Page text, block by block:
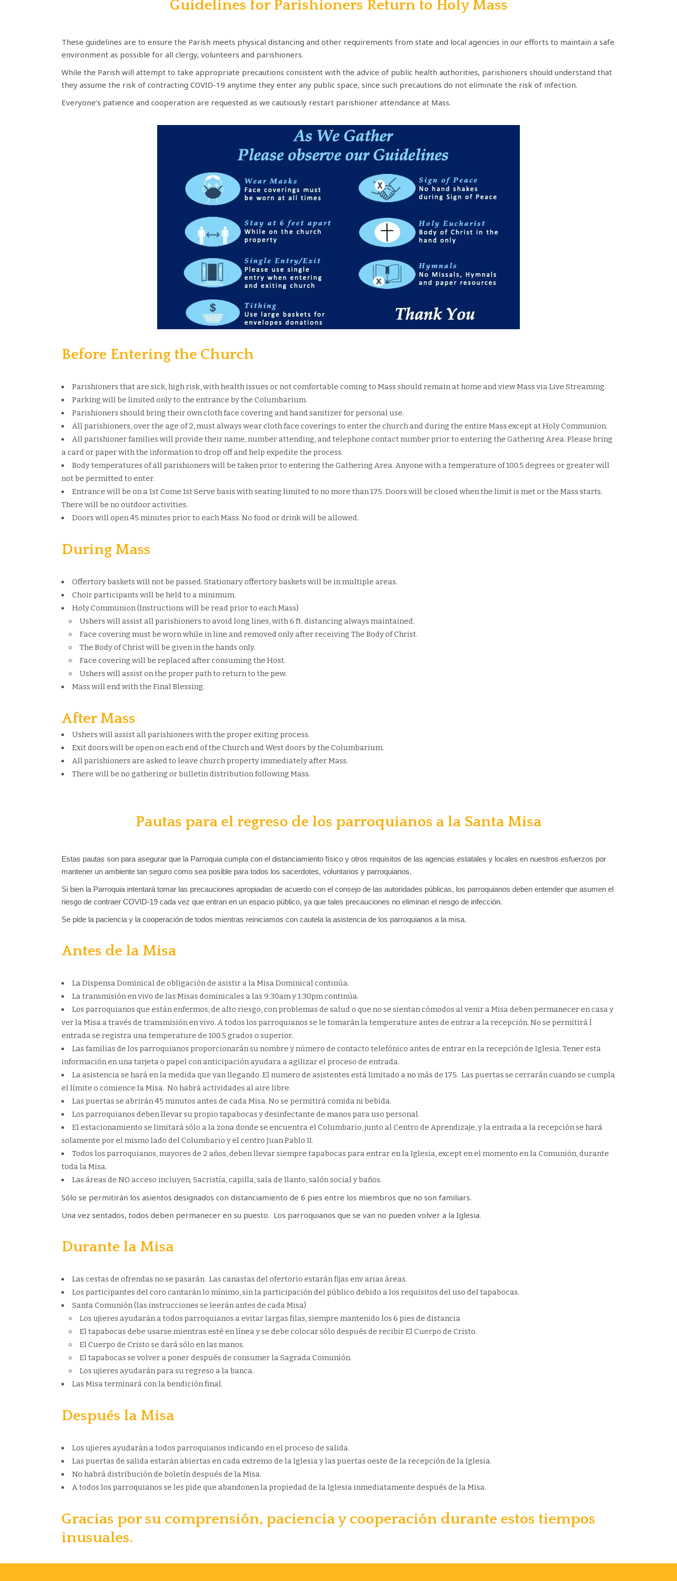
Guidelines for Parishioners Return to Holy Mass
These guidelines are to ensure the Parish meets physical distancing and other requirements from state and local agencies in our efforts to maintain a safe
environment as possible for all clergy, volunteers and parishioners.
While the Parish will attempt to take appropriate precautions consistent with the advice of public health authorities, parishioners should understand that
they assume the risk of contracting COVID-19 anytime they enter any public space, since such precautions do not eliminate the risk of infection.
Everyone’s patience and cooperation are requested as we cautiously restart parishioner attendance at Mass.
Before Entering the Church
Parishioners that are sick, high risk, with health issues or not comfortable coming to Mass should remain at home and view Mass via Live Streaming.
Parking will be limited only to the entrance by the Columbarium.
Parishioners should bring their own cloth face covering and hand sanitizer for personal use.
All parishioners, over the age of 2, must always wear cloth face coverings to enter the church and during the entire Mass except at Holy Communion.
All parishioner families will provide their name, number attending, and telephone contact number prior to entering the Gathering Area. Please bring
a card or paper with the information to drop off and help expedite the process.
Body temperatures of all parishioners will be taken prior to entering the Gathering Area. Anyone with a temperature of 100.5 degrees or greater will
not be permitted to enter.
Entrance will be on a 1st Come 1st Serve basis with seating limited to no more than 175. Doors will be closed when the limit is met or the Mass starts.
There will be no outdoor activities.
Doors will open 45 minutes prior to each Mass. No food or drink will be allowed.
During Mass
Offertory baskets will not be passed. Stationary offertory baskets will be in multiple areas.
Choir participants will be held to a minimum.
Holy Communion (Instructions will be read prior to each Mass)
Ushers will assist all parishioners to avoid long lines, with 6 ft. distancing always maintained.
Face covering must be worn while in line and removed only after receiving The Body of Christ.
The Body of Christ will be given in the hands only.
Face covering will be replaced after consuming the Host.
Ushers will assist on the proper path to return to the pew.
Mass will end with the Final Blessing.
After Mass
Ushers will assist all parishioners with the proper exiting process.
Exit doors will be open on each end of the Church and West doors by the Columbarium.
All parishioners are asked to leave church property immediately after Mass.
There will be no gathering or bulletin distribution following Mass.
Pautas para el regreso de los parroquianos a la Santa Misa
Estas pautas son para asegurar que la Parroquia cumpla con el distanciamiento físico y otros requisitos de las agencias estatales y locales en nuestros esfuerzos por
mantener un ambiente tan seguro como sea posible para todos los sacerdotes, voluntarios y parroquianos.
Si bien la Parroquia intentará tomar las precauciones apropiadas de acuerdo con el consejo de las autoridades públicas, los parroquianos deben entender que asumen el
riesgo de contraer COVID-19 cada vez que entran en un espacio público, ya que tales precauciones no eliminan el riesgo de infección.
Se pide la paciencia y la cooperación de todos mientras reiniciamos con cautela la asistencia de los parroquianos a la misa.
Antes de la Misa
La Dispensa Dominical de obligación de asistir a la Misa Dominical continúa.
La transmisión en vivo de las Misas dominicales a las 9:30am y 1:30pm continúa.
Los parroquianos que están enfermos, de alto riesgo, con problemas de salud o que no se sientan cómodos al venir a Misa deben permanecer en casa y
ver la Misa a través de transmisión en vivo. A todos los parroquianos se le tomarán la temperature antes de entrar a la recepción. No se permitirá l
entrada se registra una temperature de 100.5 grados o superior.
Las familias de los parroquianos proporcionarán su nombre y número de contacto telefónico antes de entrar en la recepción de Iglesia. Tener esta
información en una tarjeta o papel con anticipación ayudara a agilizar el proceso de entrada.
La asistencia se hará en la medida que van llegando. El numero de asistentes está limitado a no más de 175. Las puertas se cerrarán cuando se cumpla
el límite o comience la Misa. No habrá actividades al aire libre.
Las puertas se abrirán 45 minutos antes de cada Misa. No se permitirá comida ni bebida.
Los parroquianos deben llevar su propio tapabocas y desinfectante de manos para uso personal.
El estacionamiento se limitará sólo a la zona donde se encuentra el Columbario, junto al Centro de Aprendizaje, y la entrada a la recepción se hará
solamente por el mismo lado del Columbario y el centro Juan Pablo II.
Todos los parroquianos, mayores de 2 años, deben llevar siempre tapabocas para entrar en la Iglesia, except en el momento en la Comunión, durante
toda la Misa.
Las áreas de NO acceso incluyen; Sacristía, capilla, sala de llanto, salón social y baños.
Sólo se permitirán los asientos designados con distanciamiento de 6 pies entre los miembros que no son familiars.
Una vez sentados, todos deben permanecer en su puesto. Los parroquianos que se van no pueden volver a la Iglesia.
Durante la Misa
Las cestas de ofrendas no se pasarán. Las canastas del ofertorio estarán fijas env arias áreas.
Los participantes del coro cantarán lo mínimo, sin la participación del público debido a los requisitos del uso del tapabocas.
Santa Comunión (las instrucciones se leerán antes de cada Misa)
Los ujieres ayudarán a todos parroquianos a evitar largas filas, siempre mantenido los 6 pies de distancia
El tapabocas debe usarse mientras esté en línea y se debe colocar sólo después de recibir El Cuerpo de Cristo.
El Cuerpo de Cristo se dará sólo en las manos.
El tapabocas se volver a poner después de consumer la Sagrada Comunión.
Los ujieres ayudarán para su regreso a la banca.
Las Misa terminará con la bendición final.
Después la Misa
Los ujieres ayudarán a todos parroquianos indicando en el proceso de salida.
Las puertas de salida estarán abiertas en cada extremo de la Iglesia y las puertas oeste de la recepción de la Iglesia.
No habrá distribución de boletín después de la Misa.
A todos los parroquianos se les pide que abandonen la propiedad de la Iglesia inmediatamente después de la Misa.
Gracias por su comprensión, paciencia y cooperación durante estos tiempos
inusuales.